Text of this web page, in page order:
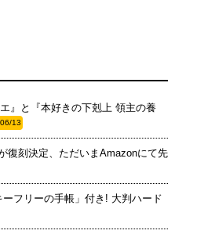
』と『本好きの下剋上 領主の養
13
復刻決定、ただいまAmazonにて先
フリーの手帳」付き! 大判ハード